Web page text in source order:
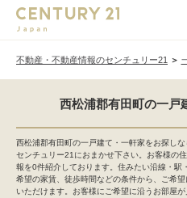
不動産・不動産情報のセンチュリー21
西松浦郡有田町の一戸
西松浦郡有田町の一戸建て・一軒家をお探し
センチュリー21におまかせ下さい。お客様の
報を0件紹介しております。住みたい沿線・駅
希望の家賃、徒歩時間などの条件から、ご希
いただけます。お客様にご希望に沿うお部屋